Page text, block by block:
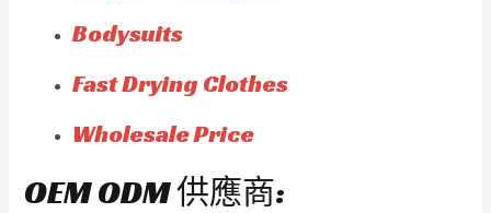
Bodysuits
Fast Drying Clothes
Wholesale Price
OEM ODM 供應商: